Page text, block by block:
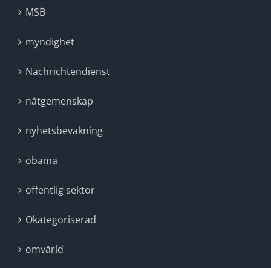
MSB
myndighet
Nachrichtendienst
nätgemenskap
nyhetsbevakning
obama
offentlig sektor
Okategoriserad
omvärld